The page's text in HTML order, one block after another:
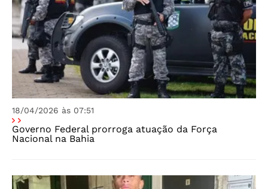
18/04/2026 às 07:51
Governo Federal prorroga atuação da Força
Nacional na Bahia